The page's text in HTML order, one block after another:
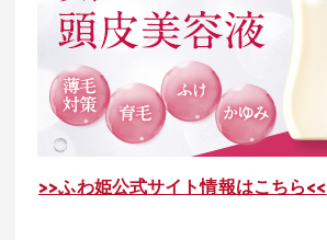
>>ふわ姫公式サイト情報はこちら<<